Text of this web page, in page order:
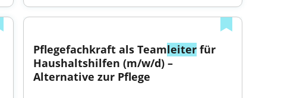
Pflegefachkraft als Teamleiter für
Haushaltshilfen (m/w/d) –
Alternative zur Pflege